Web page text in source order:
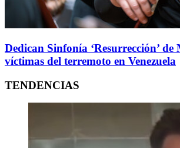
Dedican Sinfonía ‘Resurrección’ de
víctimas del terremoto en Venezuela
TENDENCIAS